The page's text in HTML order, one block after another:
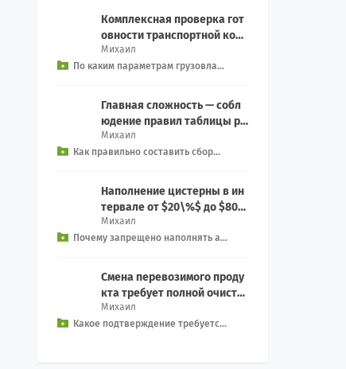
Комплексная проверка гот
овности транспортной ком
пании включает контрольн
ый чек-лист: Прове...
Михаил
По каким параметрам грузовла...
Главная сложность — собл
юдение правил таблицы ра
зделения (Segregation): Зап
рет на совместн...
Михаил
Как правильно составить сбор...
Наполнение цистерны в ин
тервале от $20\%$ до $80\
%$ создает смертельную уг
розу опрокидыван...
Михаил
Почему запрещено наполнять а...
Смена перевозимого проду
кта требует полной очистк
и емкости: Процедура: Вкл
ючает в себя про...
Михаил
Какое подтверждение требуетс...